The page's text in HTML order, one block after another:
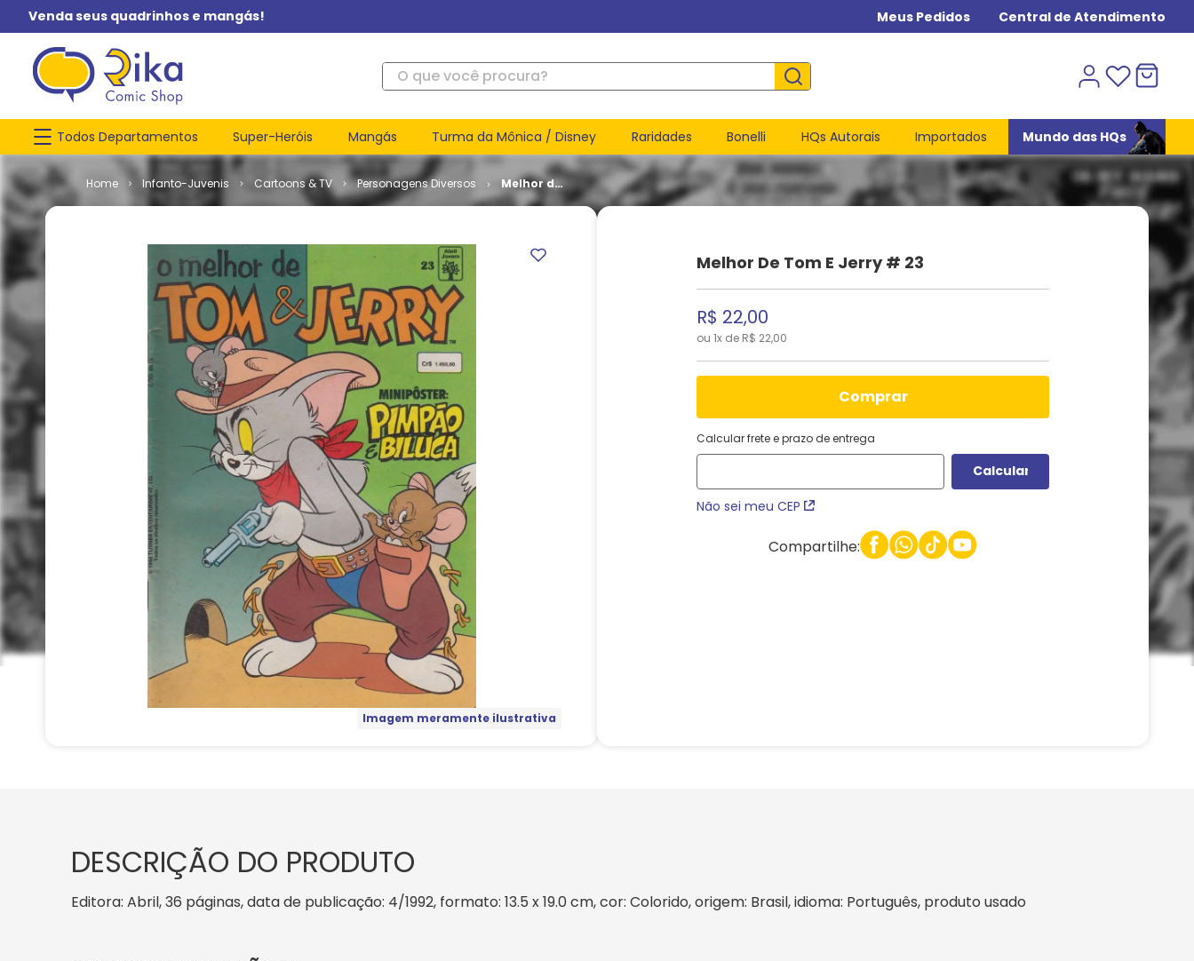
Venda seus quadrinhos e mangás! Meus Pedidos Central de Atendimento
O que você procura?
Todos Departamentos Super-Heróis Mangás Turma da Mônica / Disney Raridades Bonelli HQs Autorais Importados Mundo das HQs
Infanto-Juvenis Cartoons & TV Personagens Diversos
Melhor de
Tom e
Imagem meramente ilustrativa
Melhor De Tom E Jerry # 23
R$ 22,00
ou 1x de R$ 22,00
comprar
Calcular frete e prazo de entrega
Não sei meu CEP
Compartilhe:
DESCRIÇÃO DO PRODUTO
Editora: Abril, 36 páginas, data de publicação: 4/1992, formato: 13.5 x 19.0 cm, cor: Colorido, origem: Brasil, idioma: Português, produto usado